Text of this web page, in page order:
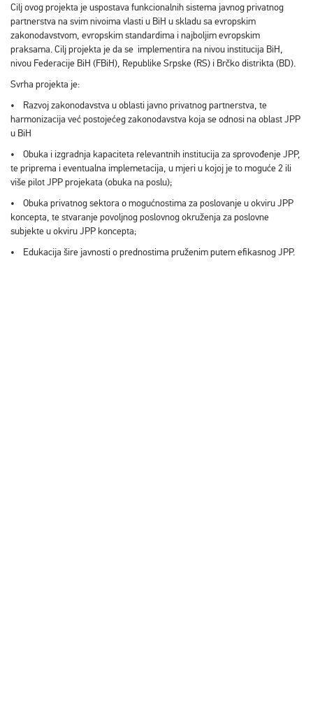
Cilj ovog projekta je uspostava funkcionalnih sistema javnog privatnog
partnerstva na svim nivoima vlasti u BiH u skladu sa evropskim
zakonodavstvom, evropskim standardima i najboljim evropskim
praksama. Cilj projekta je da se implementira na nivou institucija BiH,
nivou Federacije BiH (FBiH), Republike Srpske (RS) i Brčko distrikta (BD).
Svrha projekta je:
• Razvoj zakonodavstva u oblasti javno privatnog partnerstva, te
harmonizacija već postojećeg zakonodavstva koja se odnosi na oblast JPP
u BiH
• Obuka i izgradnja kapaciteta relevantnih institucija za sprovođenje JPP,
te priprema i eventualna implemetacija, u mjeri u kojoj je to moguće 2 ili
više pilot JPP projekata (obuka na poslu);
• Obuka privatnog sektora o mogućnostima za poslovanje u okviru JPP
koncepta, te stvaranje povoljnog poslovnog okruženja za poslovne
subjekte u okviru JPP koncepta;
• Edukacija šire javnosti o prednostima pruženim putem efikasnog JPP.